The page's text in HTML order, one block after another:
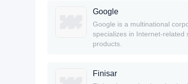
Google
Google is a multinational
specializes in Internet-related
products.
Finisar